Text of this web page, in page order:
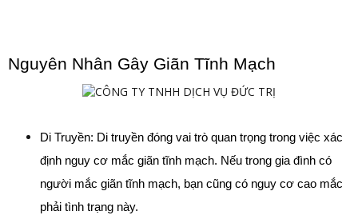
Nguyên Nhân Gây Giãn Tĩnh Mạch
Di Truyền: Di truyền đóng vai trò quan trọng trong việc xác
định nguy cơ mắc giãn tĩnh mạch. Nếu trong gia đình có
người mắc giãn tĩnh mạch, bạn cũng có nguy cơ cao mắc
phải tình trạng này.